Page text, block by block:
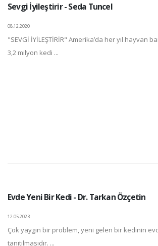
Sevgi İyileştirir - Seda Tuncel
08.12.2020
"SEVGİ İYİLEŞTİRİR" Amerika’da her yıl hayvan
3,2 milyon kedi ...
Evde Yeni Bir Kedi - Dr. Tarkan Özçetin
12.05.2023
Çok yaygın bir problem, yeni gelen bir kedinin
tanıtılmasıdır. ...